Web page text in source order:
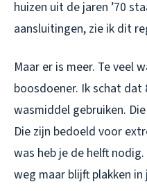
huizen uit de jaren ’70
aansluitingen, zie ik dit
Maar er is meer. Te veel
boosdoener. Ik schat dat
wasmiddel gebruiken.
Die zijn bedoeld voor
was heb je de helft
weg maar blijft plakken in